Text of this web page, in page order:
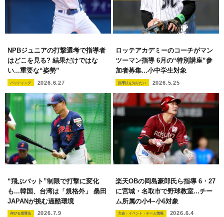
NPBジュニアの打撃選考で指導者
はどこを見る? 結果だけではな
い...重要な“姿勢”
バッティング 2026.6.27
ロッテアカデミーのコーチがマン
ツーマン指導 6月の“特別講座”参
加者募集...小中学生対象
指導法を知りたい 2026.5.25
“飛ぶバット”制限で打撃に変化
も...韓国、台湾は「規格外」 桑田
JAPANが挑む過酷環境
伸びる指導法 2026.7.9
楽天OBの岡島豪郎氏ら指導 6・27
に宮城・名取市で野球教室...チー
ム所属の小4~小6対象
大会・イベント・チーム情報 2026.6.4